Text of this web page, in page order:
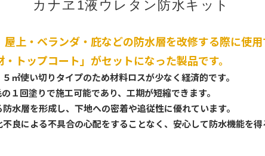
カナヱ1液ウレタン防水キット
上・ベランダ・庇などの防水層を改修する際に使
トップコート」がセットになった製品です。
㎡使い切りタイプのため材料ロスが少なく経済的です。
１回塗りで施工可能であり、工期が短縮できます。
水層を形成し、下地への密着や追従性に優れています。
良による不具合の心配をすることなく、安心して防水機能を得